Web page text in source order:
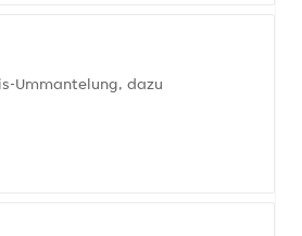
Ummantelung, dazu